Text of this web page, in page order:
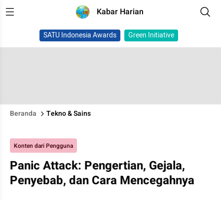
Kabar Harian
SATU Indonesia Awards Green Initiative
Beranda Tekno & Sains
Konten dari Pengguna
Panic Attack: Pengertian, Gejala,
Penyebab, dan Cara Mencegahnya